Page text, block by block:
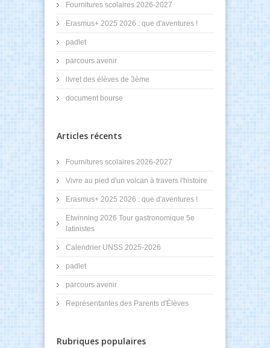
Fournitures scolaires 2026-2027
Erasmus+ 2025 2026 : que d'aventures !
padlet
parcours avenir
lIvret des élèves de 3ème
document bourse
Articles récents
Fournitures scolaires 2026-2027
Vivre au pied d'un volcan à travers l'histoire
Erasmus+ 2025 2026 : que d'aventures !
Etwinning 2026 Tour gastronomique 5e
latinistes
Calendrier UNSS 2025-2026
padlet
parcours avenir
Représentantes des Parents d'Élèves
Rubriques populaires